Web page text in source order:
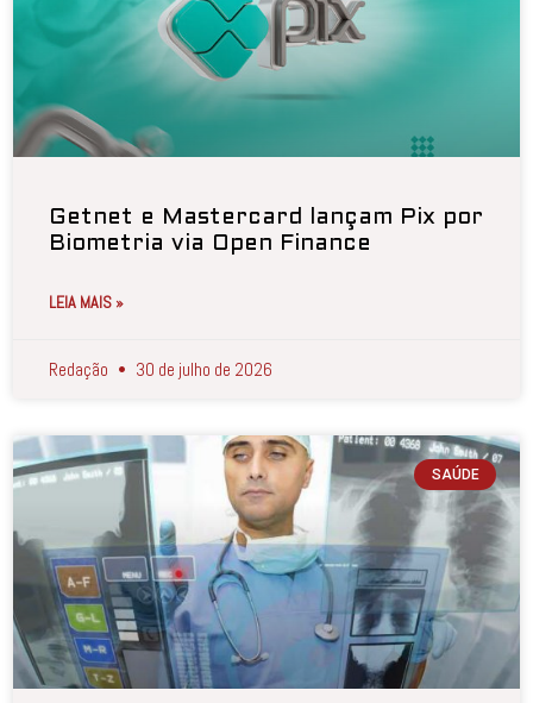
Getnet e Mastercard lançam Pix por
Biometria via Open Finance
LEIA MAIS »
Redação 30 de julho de 2026
SAÚDE